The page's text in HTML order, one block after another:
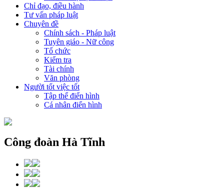
Chỉ đạo, điều hành
Tư vấn pháp luật
Chuyên đề
Chính sách - Pháp luật
Tuyên giáo - Nữ công
Tổ chức
Kiểm tra
Tài chính
Văn phòng
Người tốt việc tốt
Tập thể điển hình
Cá nhân điển hình
Công đoàn Hà Tĩnh